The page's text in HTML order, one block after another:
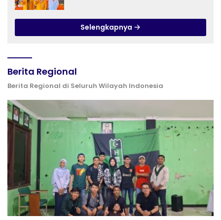
Selengkapnya
Berita Regional
Berita Regional di Seluruh Wilayah Indonesia